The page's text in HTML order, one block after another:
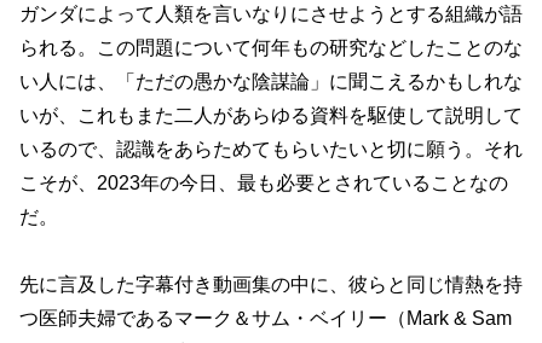
ガンダによって人類を言いなりにさせようとする組織が語
られる。この問題について何年もの研究などしたことのな
い人には、「ただの愚かな陰謀論」に聞こえるかもしれな
いが、これもまた二人があらゆる資料を駆使して説明して
いるので、認識をあらためてもらいたいと切に願う。それ
こそが、2023年の今日、最も必要とされていることなの
だ。
先に言及した字幕付き動画集の中に、彼らと同じ情熱を持
つ医師夫婦であるマーク＆サム・ベイリー（Mark & Sam